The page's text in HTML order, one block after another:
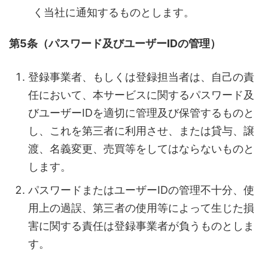
く当社に通知するものとします。
第5条（パスワード及びユーザーIDの管理）
登録事業者、もしくは登録担当者は、自己の責
任において、本サービスに関するパスワード及
びユーザーIDを適切に管理及び保管するものと
し、これを第三者に利用させ、または貸与、譲
渡、名義変更、売買等をしてはならないものと
します。
パスワードまたはユーザーIDの管理不十分、使
用上の過誤、第三者の使用等によって生じた損
害に関する責任は登録事業者が負うものとしま
す。